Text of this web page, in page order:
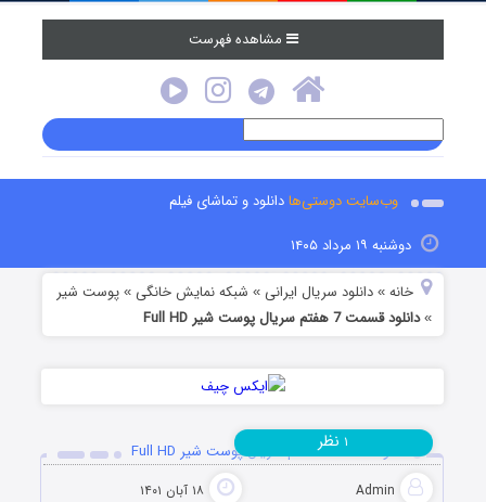
مشاهده فهرست
وب‌سایت دوستی‌هادانلود و تماشای فیلم
دوشنبه ۱۹ مرداد ۱۴۰۵
خانه »دانلود سریال ایرانی » شبکه نمایش خانگی »پوست شیر
»دانلود قسمت 7 هفتم سریال پوست شیر Full HD
دانلود قسمت 7 هفتم سریال پوست شیر Full HD
Admin ۱۸ آبان ۱۴۰۱
۱ نظر